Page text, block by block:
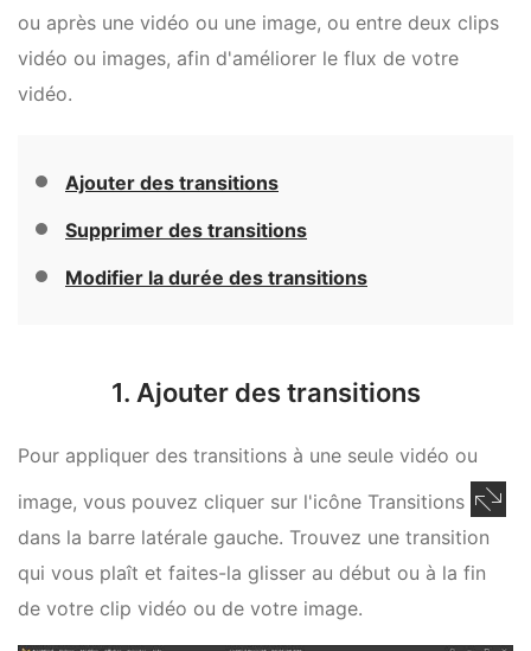
ou après une vidéo ou une image, ou entre deux clips
vidéo ou images, afin d'améliorer le flux de votre
vidéo.
Ajouter des transitions
Supprimer des transitions
Modifier la durée des transitions
1. Ajouter des transitions
Pour appliquer des transitions à une seule vidéo ou
image, vous pouvez cliquer sur l'icône Transitions
dans la barre latérale gauche. Trouvez une transition
qui vous plaît et faites-la glisser au début ou à la fin
de votre clip vidéo ou de votre image.